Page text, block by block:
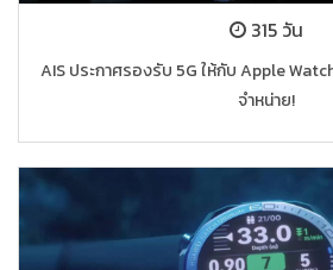
315 วัน
AIS ประกาศรองรับ 5G ให้กับ Apple
จำหน่าย!